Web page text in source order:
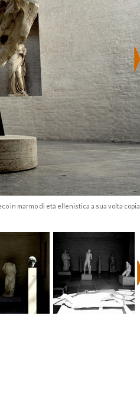
in marmo di età ellenistica a sua volta copia